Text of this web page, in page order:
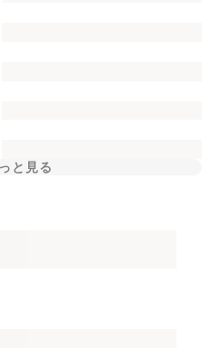
と見る